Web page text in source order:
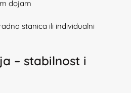
dojam
stanica ili individualni
– stabilnost i